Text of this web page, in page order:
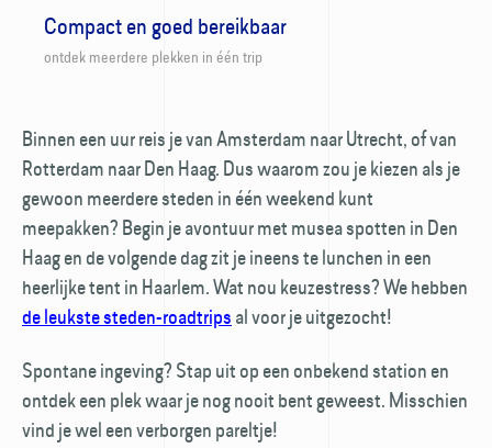
Compact en goed bereikbaar
ontdek meerdere plekken in één trip
Binnen een uur reis je van Amsterdam naar Utrecht, of van
Rotterdam naar Den Haag. Dus waarom zou je kiezen als je
gewoon meerdere steden in één weekend kunt
meepakken? Begin je avontuur met musea spotten in Den
Haag en de volgende dag zit je ineens te lunchen in een
heerlijke tent in Haarlem. Wat nou keuze­stress? We hebben
de leukste steden-roadtrips al voor je uitgezocht!
Spontane ingeving? Stap uit op een onbekend station en
ontdek een plek waar je nog nooit bent geweest. Misschien
vind je wel een verborgen pareltje!